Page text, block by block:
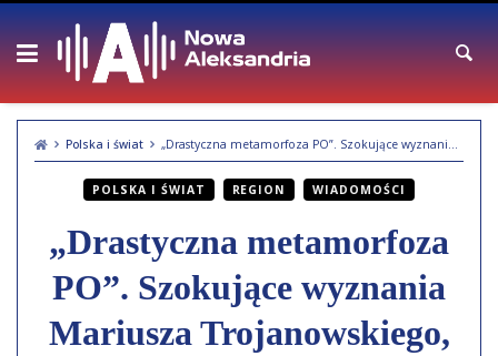
Skip
content
Polska i świat „Drastyczna metamorfoza PO”. Szokujące wyznania Mariusza Trojanowskiego, wyrzuconego z Koalicji Obywatelskiej
POLSKA I ŚWIAT REGION WIADOMOŚCI
„Drastyczna metamorfoza
PO”. Szokujące wyznania
Mariusza Trojanowskiego,